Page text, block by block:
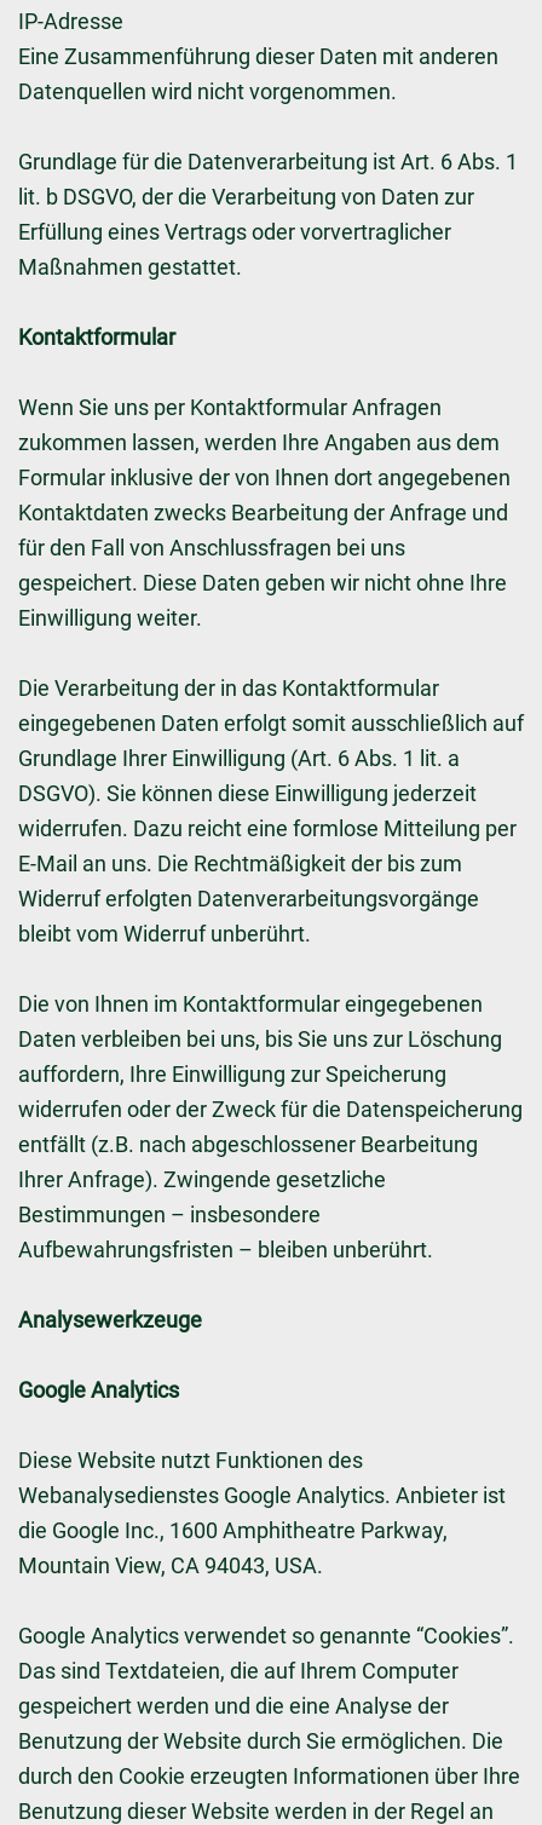
IP-Adresse
Eine Zusammenführung dieser Daten mit anderen
Datenquellen wird nicht vorgenommen.
Grundlage für die Datenverarbeitung ist Art. 6 Abs. 1
lit. b DSGVO, der die Verarbeitung von Daten zur
Erfüllung eines Vertrags oder vorvertraglicher
Maßnahmen gestattet.
Kontaktformular
Wenn Sie uns per Kontaktformular Anfragen
zukommen lassen, werden Ihre Angaben aus dem
Formular inklusive der von Ihnen dort angegebenen
Kontaktdaten zwecks Bearbeitung der Anfrage und
für den Fall von Anschlussfragen bei uns
gespeichert. Diese Daten geben wir nicht ohne Ihre
Einwilligung weiter.
Die Verarbeitung der in das Kontaktformular
eingegebenen Daten erfolgt somit ausschließlich auf
Grundlage Ihrer Einwilligung (Art. 6 Abs. 1 lit. a
DSGVO). Sie können diese Einwilligung jederzeit
widerrufen. Dazu reicht eine formlose Mitteilung per
E-Mail an uns. Die Rechtmäßigkeit der bis zum
Widerruf erfolgten Datenverarbeitungsvorgänge
bleibt vom Widerruf unberührt.
Die von Ihnen im Kontaktformular eingegebenen
Daten verbleiben bei uns, bis Sie uns zur Löschung
auffordern, Ihre Einwilligung zur Speicherung
widerrufen oder der Zweck für die Datenspeicherung
entfällt (z.B. nach abgeschlossener Bearbeitung
Ihrer Anfrage). Zwingende gesetzliche
Bestimmungen – insbesondere
Aufbewahrungsfristen – bleiben unberührt.
Analysewerkzeuge
Google Analytics
Diese Website nutzt Funktionen des
Webanalysedienstes Google Analytics. Anbieter ist
die Google Inc., 1600 Amphitheatre Parkway,
Mountain View, CA 94043, USA.
Google Analytics verwendet so genannte “Cookies”.
Das sind Textdateien, die auf Ihrem Computer
gespeichert werden und die eine Analyse der
Benutzung der Website durch Sie ermöglichen. Die
durch den Cookie erzeugten Informationen über Ihre
Benutzung dieser Website werden in der Regel an